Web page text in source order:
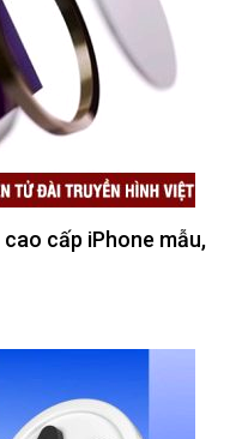
cấp iPhone mẫu,